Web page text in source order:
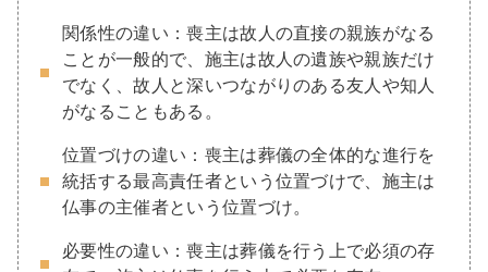
関係性の違い：喪主は故人の直接の親族がなる
ことが一般的で、施主は故人の遺族や親族だけ
でなく、故人と深いつながりのある友人や知人
がなることもある。
位置づけの違い：喪主は葬儀の全体的な進行を
統括する最高責任者という位置づけで、施主は
仏事の主催者という位置づけ。
必要性の違い：喪主は葬儀を行う上で必須の存